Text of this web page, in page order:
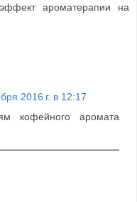
ароматерапии на
2016 г. в 12:17
кофейного аромата